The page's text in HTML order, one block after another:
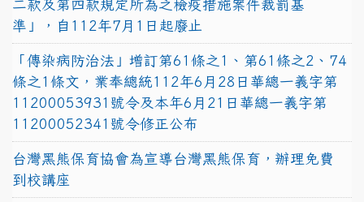
二款及第四款規定所為之檢疫措施案件裁罰基
準」，自112年7月1日起廢止
「傳染病防治法」增訂第61條之1、第61條之2、74
條之1條文，業奉總統112年6月28日華總一義字第
11200053931號令及本年6月21日華總一義字第
11200052341號令修正公布
台灣黑熊保育協會為宣導台灣黑熊保育，辦理免費
到校講座